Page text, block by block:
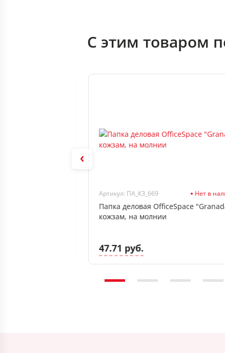
С этим товаром
Артикул: ПА_КЗ_669 Нет в
Папка деловая OfficeSpace
кожзам, на молнии
47.71 руб.